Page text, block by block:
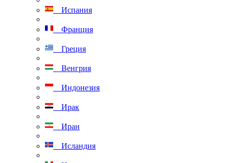
Испания
Франция
Греция
Венгрия
Индонезия
Ирак
Иран
Исландия